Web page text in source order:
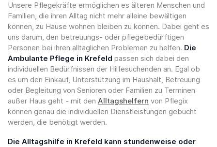
Unsere Pflegekräfte ermöglichen es älteren Menschen und
Familien, die ihren Alltag nicht mehr alleine bewältigen
können, zu Hause wohnen bleiben zu können. Dabei geht es
uns darum, den betreuungs- oder pflegebedürftigen
Personen bei ihren alltäglichen Problemen zu helfen. Die
Ambulante Pflege in Krefeld passen sich dabei den
individuellen Bedürfnissen der Hilfesuchenden an. Egal ob
es um den Einkauf, Unterstützung im Haushalt, Betreuung
oder Begleitung von Senioren oder Familien zu Terminen
außer Haus geht - mit den Alltagshelfern von Pflegix
können genau die individuellen Dienstleistungen gebucht
werden, die benötigt werden.
Die Alltagshilfe in Krefeld kann stundenweise oder